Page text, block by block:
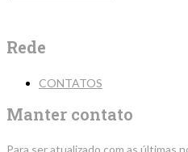
Rede
CONTATOS
Manter contato
Para ser atualizado com as últimas